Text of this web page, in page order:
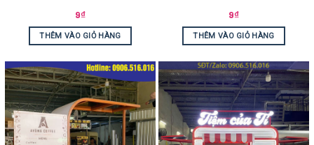
9₫
THÊM VÀO GIỎ HÀNG
9₫
THÊM VÀO GIỎ HÀNG